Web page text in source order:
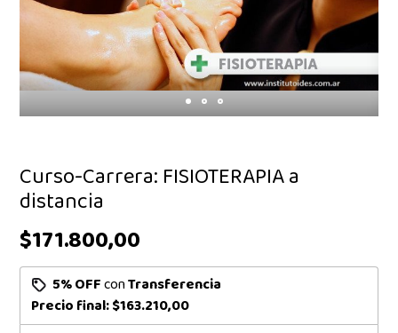
Curso-Carrera: FISIOTERAPIA a
distancia
$171.800,00
5% OFFconTransferencia
Precio final:$163.210,00